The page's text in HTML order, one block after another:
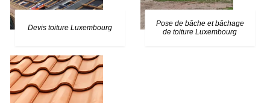
Devis toiture Luxembourg
Pose de bâche et bâchage
de toiture Luxembourg